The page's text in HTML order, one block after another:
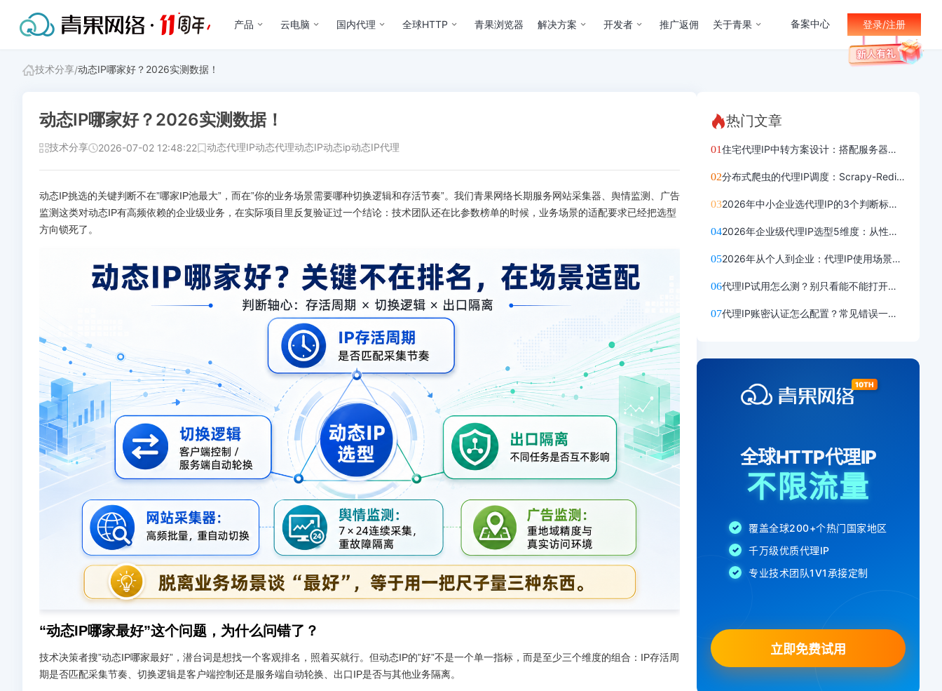
产品 云电脑 国内代理 全球HTTP 青果浏览器 解决方案 开发者 推广返佣 关于青果 备案中心 登录/注册
技术分享/动态IP哪家好？2026实测数据！
动态IP哪家好？2026实测数据！
技术分享 2026-07-02 12:48:22 动态代理IP动态代理动态IP动态ip动态IP代理
动态IP挑选的关键判断不在”哪家IP池最大”，而在”你的业务场景需要哪种切换逻辑和存活节奏”。我们青果网络长期服务网站采集器、舆情监测、广告
监测这类对动态IP有高频依赖的企业级业务，在实际项目里反复验证过一个结论：技术团队还在比参数榜单的时候，业务场景的适配要求已经把选型
方向锁死了。
“动态IP哪家最好”这个问题，为什么问错了？
技术决策者搜”动态IP哪家最好”，潜台词是想找一个客观排名，照着买就行。但动态IP的”好”不是一个单一指标，而是至少三个维度的组合：IP存活周
期是否匹配采集节奏、切换逻辑是客户端控制还是服务端自动轮换、出口IP是否与其他业务隔离。
热门文章
住宅代理IP中转方案设计：搭配服务器多设备共享连接
分布式爬虫的代理IP调度：Scrapy-Redis集群实战
2026年中小企业选代理IP的3个判断标准：门槛低好上手
2026年企业级代理IP选型5维度：从性能到合规
2026年从个人到企业：代理IP使用场景的3次演进
代理IP试用怎么测？别只看能不能打开网页
代理IP账密认证怎么配置？常见错误一起避开